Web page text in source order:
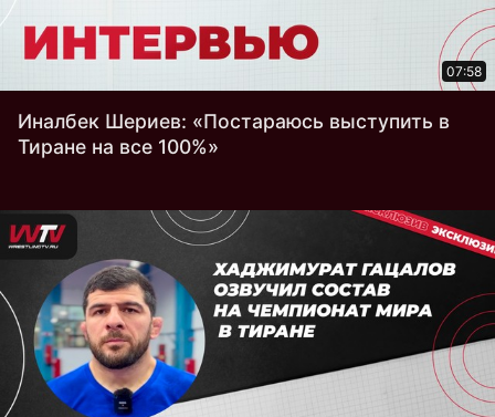
07:58
Иналбек Шериев: «Постараюсь выступить в
Тиране на все 100%»